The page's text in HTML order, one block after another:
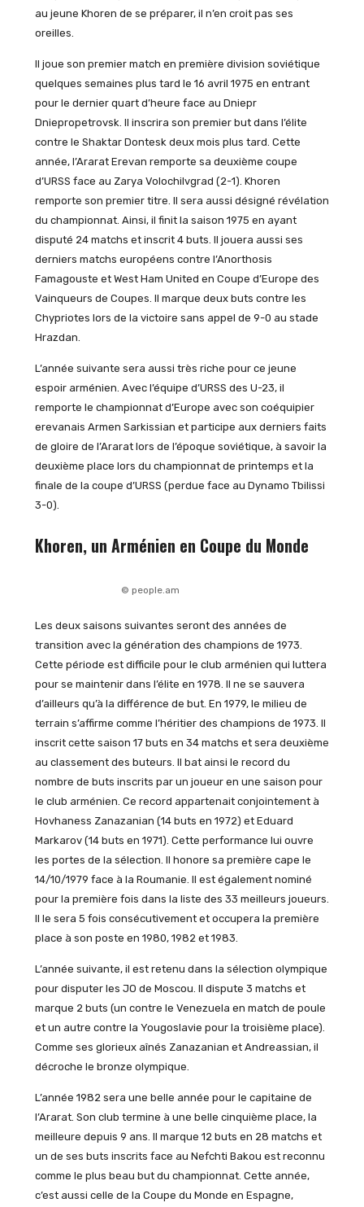
au jeune Khoren de se préparer, il n’en croit pas ses
oreilles.
Il joue son premier match en première division soviétique
quelques semaines plus tard le 16 avril 1975 en entrant
pour le dernier quart d’heure face au Dniepr
Dniepropetrovsk. Il inscrira son premier but dans l’élite
contre le Shaktar Dontesk deux mois plus tard. Cette
année, l’Ararat Erevan remporte sa deuxième coupe
d’URSS face au Zarya Volochilvgrad (2-1). Khoren
remporte son premier titre. Il sera aussi désigné révélation
du championnat. Ainsi, il finit la saison 1975 en ayant
disputé 24 matchs et inscrit 4 buts. Il jouera aussi ses
derniers matchs européens contre l’Anorthosis
Famagouste et West Ham United en Coupe d’Europe des
Vainqueurs de Coupes. Il marque deux buts contre les
Chypriotes lors de la victoire sans appel de 9-0 au stade
Hrazdan.
L’année suivante sera aussi très riche pour ce jeune
espoir arménien. Avec l’équipe d’URSS des U-23, il
remporte le championnat d’Europe avec son coéquipier
erevanais Armen Sarkissian et participe aux derniers faits
de gloire de l’Ararat lors de l’époque soviétique, à savoir la
deuxième place lors du championnat de printemps et la
finale de la coupe d’URSS (perdue face au Dynamo Tbilissi
3-0).
Khoren, un Arménien en Coupe du Monde
© people.am
Les deux saisons suivantes seront des années de
transition avec la génération des champions de 1973.
Cette période est difficile pour le club arménien qui luttera
pour se maintenir dans l’élite en 1978. Il ne se sauvera
d’ailleurs qu’à la différence de but. En 1979, le milieu de
terrain s’affirme comme l’héritier des champions de 1973. Il
inscrit cette saison 17 buts en 34 matchs et sera deuxième
au classement des buteurs. Il bat ainsi le record du
nombre de buts inscrits par un joueur en une saison pour
le club arménien. Ce record appartenait conjointement à
Hovhaness Zanazanian (14 buts en 1972) et Eduard
Markarov (14 buts en 1971). Cette performance lui ouvre
les portes de la sélection. Il honore sa première cape le
14/10/1979 face à la Roumanie. Il est également nominé
pour la première fois dans la liste des 33 meilleurs joueurs.
Il le sera 5 fois consécutivement et occupera la première
place à son poste en 1980, 1982 et 1983.
L’année suivante, il est retenu dans la sélection olympique
pour disputer les JO de Moscou. Il dispute 3 matchs et
marque 2 buts (un contre le Venezuela en match de poule
et un autre contre la Yougoslavie pour la troisième place).
Comme ses glorieux aînés Zanazanian et Andreassian, il
décroche le bronze olympique.
L’année 1982 sera une belle année pour le capitaine de
l’Ararat. Son club termine à une belle cinquième place, la
meilleure depuis 9 ans. Il marque 12 buts en 28 matchs et
un de ses buts inscrits face au Nefchti Bakou est reconnu
comme le plus beau but du championnat. Cette année,
c’est aussi celle de la Coupe du Monde en Espagne,